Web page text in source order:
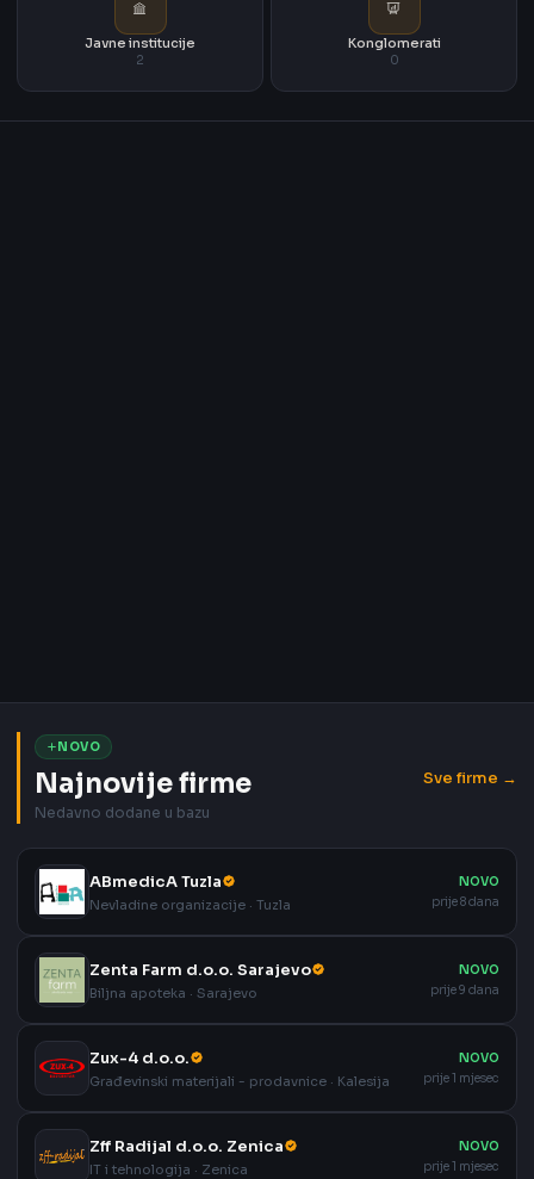
Javne institucije
2
Konglomerati
0
NOVO
Najnovije firme
Nedavno dodane u bazu
Sve firme →
ABmedicA Tuzla
Nevladine organizacije · Tuzla
NOVO
prije 8 dana
Zenta Farm d.o.o. Sarajevo
Biljna apoteka · Sarajevo
NOVO
prije 9 dana
Zux-4 d.o.o.
Građevinski materijali - prodavnice · Kalesija
NOVO
prije 1 mjesec
Zff Radijal d.o.o. Zenica
IT i tehnologija · Zenica
NOVO
prije 1 mjesec